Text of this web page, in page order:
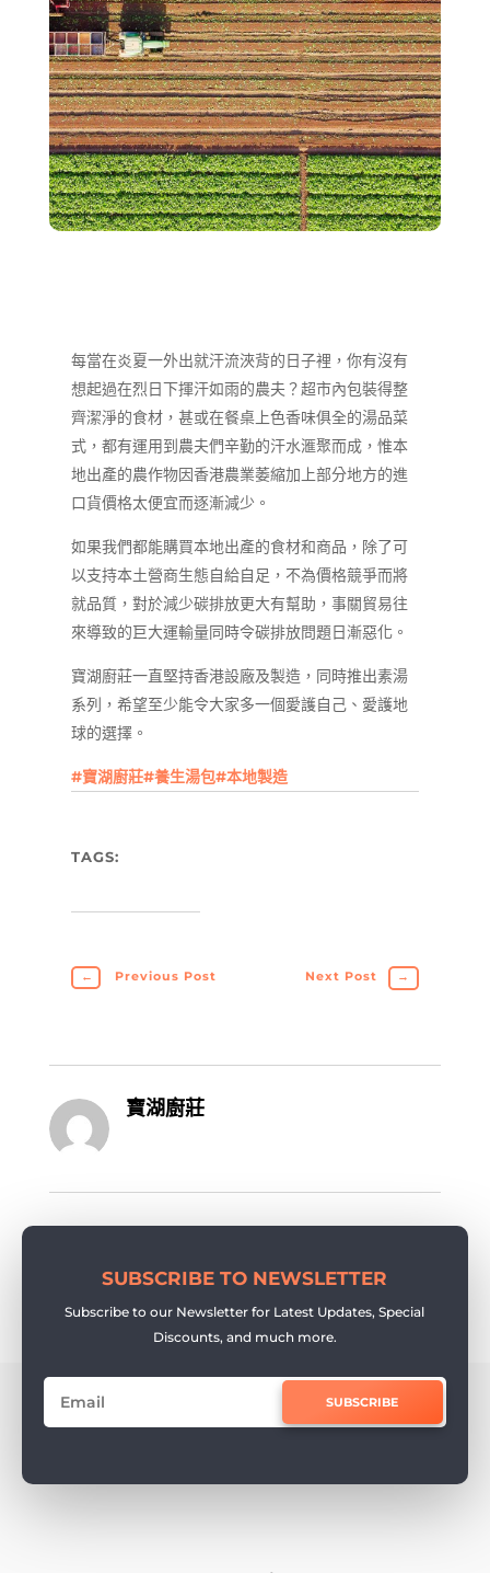
每當在炎夏一外出就汗流浹背的日子裡，你有沒有
想起過在烈日下揮汗如雨的農夫？超市內包裝得整
齊潔淨的食材，甚或在餐桌上色香味俱全的湯品菜
式，都有運用到農夫們辛勤的汗水滙聚而成，惟本
地出產的農作物因香港農業萎縮加上部分地方的進
口貨價格太便宜而逐漸減少。
如果我們都能購買本地出產的食材和商品，除了可
以支持本土營商生態自給自足，不為價格競爭而將
就品質，對於減少碳排放更大有幫助，事關貿易往
來導致的巨大運輸量同時令碳排放問題日漸惡化。
寶湖廚莊一直堅持香港設廠及製造，同時推出素湯
系列，希望至少能令大家多一個愛護自己、愛護地
球的選擇。
#寶湖廚莊#養生湯包#本地製造
TAGS:
← Previous Post Next Post →
寶湖廚莊
SUBSCRIBE TO NEWSLETTER
Subscribe to our Newsletter for Latest Updates, Special
Discounts, and much more.
SUBSCRIBE